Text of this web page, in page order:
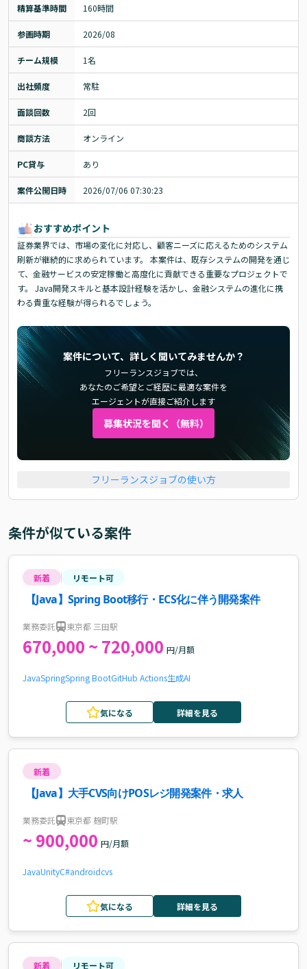
精算基準時間 160時間
参画時期 2026/08
チーム規模 1名
出社頻度 常駐
面談回数 2回
商談方法 オンライン
PC貸与 あり
案件公開日時 2026/07/06 07:30:23
おすすめポイント
証券業界では、市場の変化に対応し、顧客ニーズに応えるためのシステム
刷新が継続的に求められています。 本案件は、既存システムの開発を通じ
て、金融サービスの安定稼働と高度化に貢献できる重要なプロジェクトで
す。 Java開発スキルと基本設計経験を活かし、金融システムの進化に携
わる貴重な経験が得られるでしょう。
案件について、詳しく聞いてみませんか？
フリーランスジョブでは、
あなたのご希望とご経歴に最適な案件を
エージェントが直接ご紹介します
募集状況を聞く（無料）
フリーランスジョブの使い方
条件が似ている案件
新着 リモート可
【Java】Spring Boot移行・ECS化に伴う開発案件
業務委託 東京都 三田駅
670,000 ~ 720,000 円/月額
JavaSpringSpring BootGitHub Actions生成AI
気になる 詳細を見る
新着
【Java】大手CVS向けPOSレジ開発案件・求人
業務委託 東京都 麹町駅
~ 900,000 円/月額
JavaUnityC#androidcvs
気になる 詳細を見る
新着 リモート可